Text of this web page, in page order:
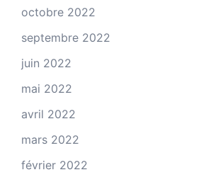
octobre 2022
septembre 2022
juin 2022
mai 2022
avril 2022
mars 2022
février 2022